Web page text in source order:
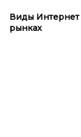
Виды Интернет
рынках